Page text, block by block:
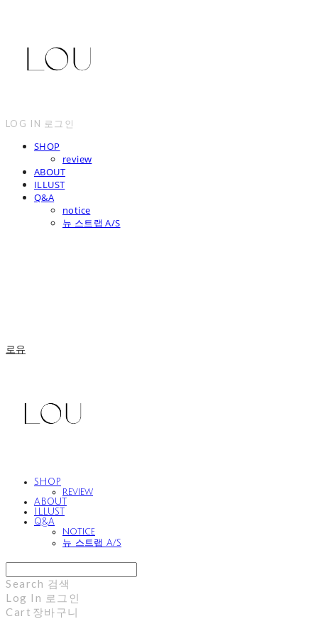
LOG IN 로그인
SHOP
review
ABOUT
ILLUST
Q&A
notice
뉴 스트랩 A/S
로유
SHOP
review
ABOUT
ILLUST
Q&A
notice
뉴 스트랩 A/S
Search 검색
Log In 로그인
Cart 장바구니